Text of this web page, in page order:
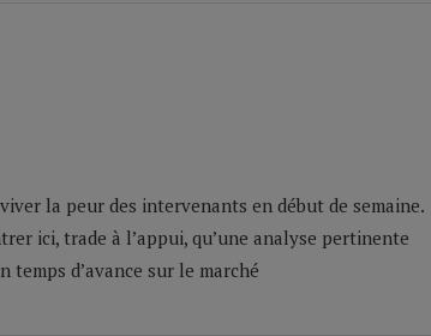
la peur des intervenants en début de semaine.
ici, trade à l’appui, qu’une analyse pertinente
temps d’avance sur le marché